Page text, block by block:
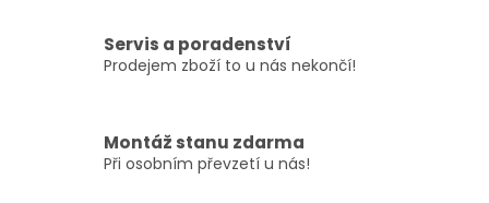
Servis a poradenství
Prodejem zboží to u nás nekončí!
Montáž stanu zdarma
Při osobním převzetí u nás!